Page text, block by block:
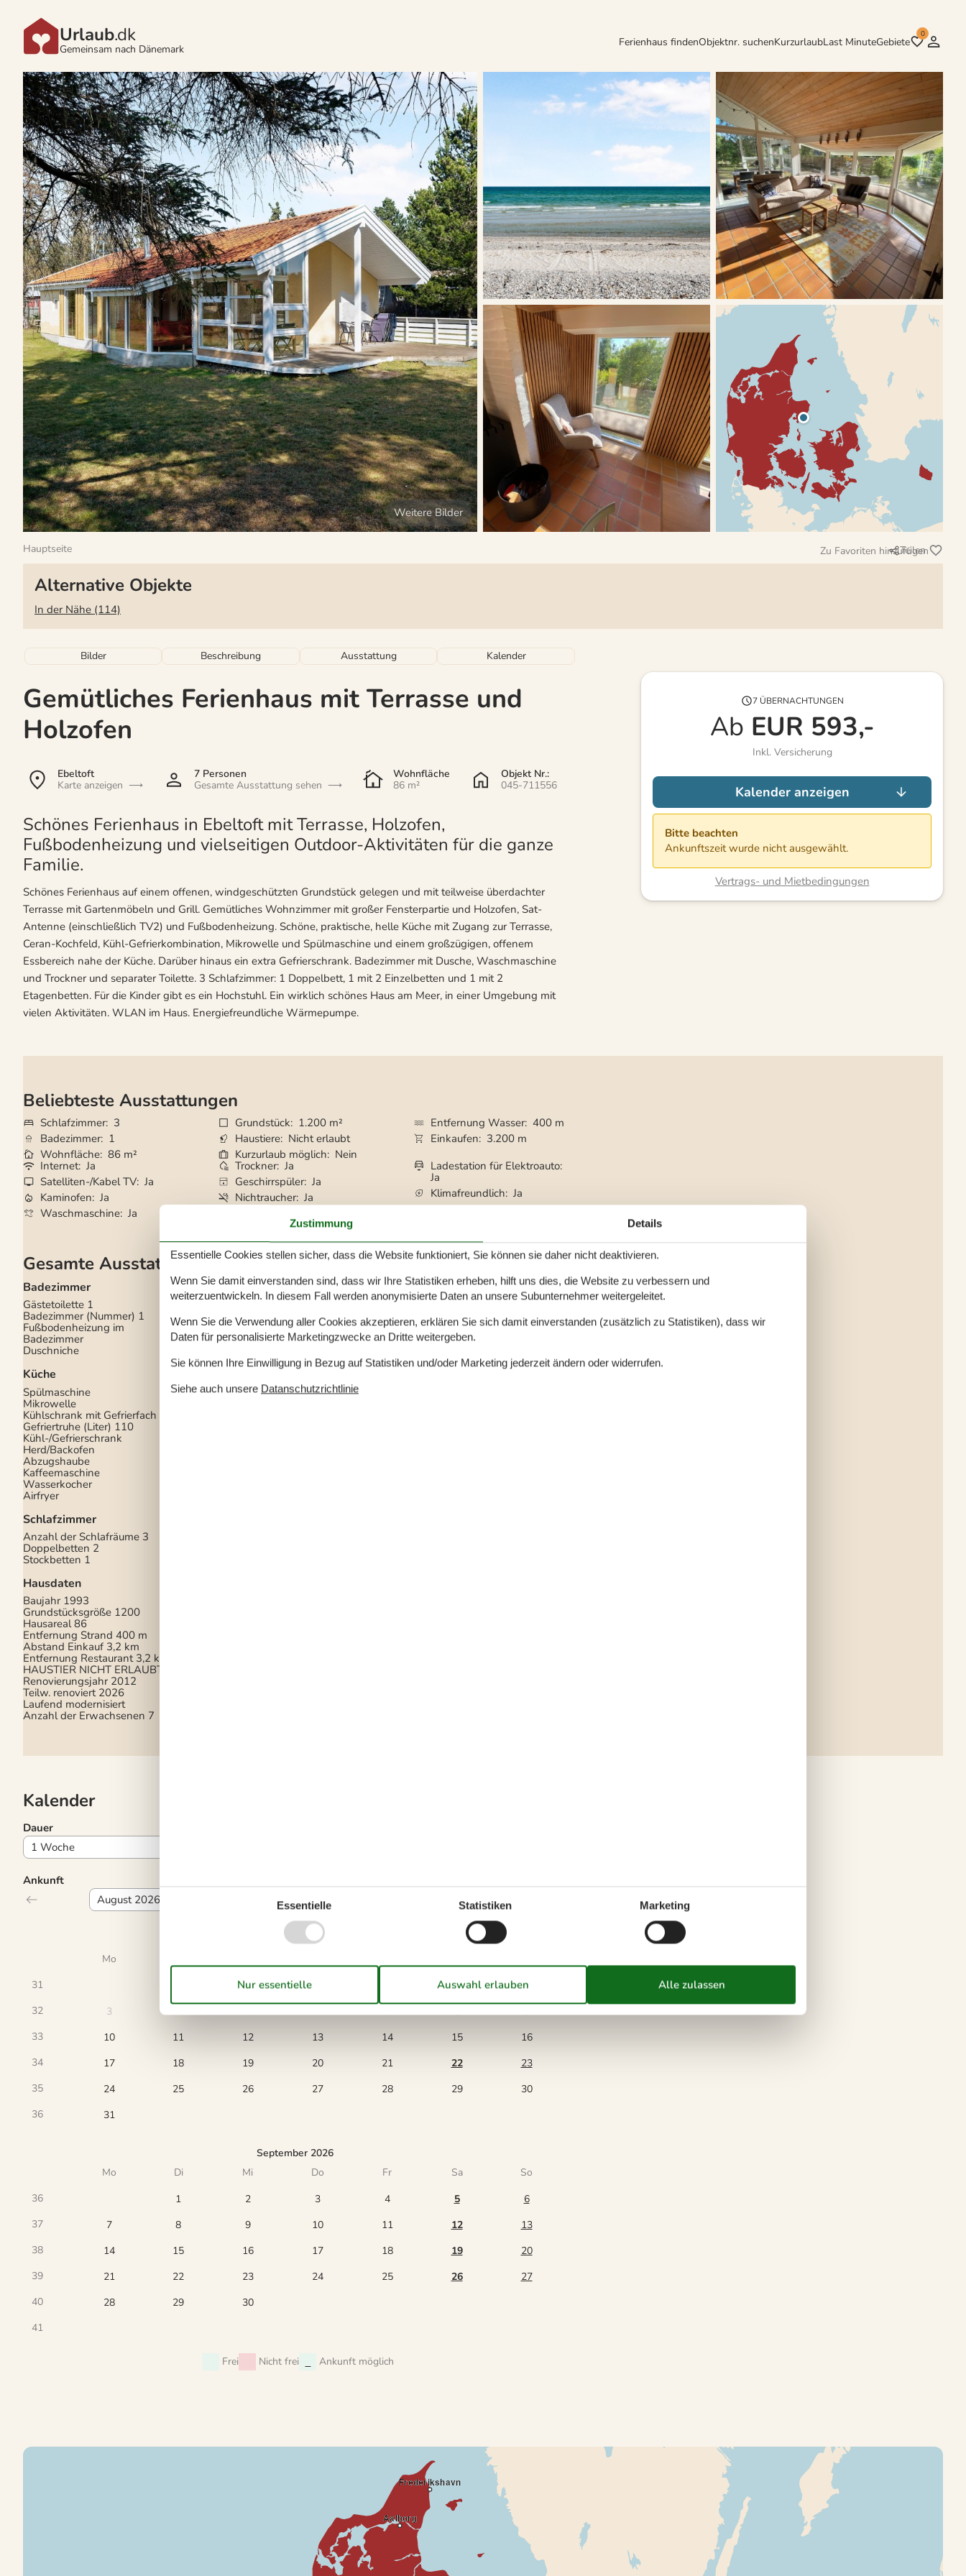
Urlaub.dk
Gemeinsam nach Dänemark
Ferienhaus findenObjektnr. suchenKurzurlaubLast MinuteGebiete
0
Hauptseite Zu Favoriten hinzufügen
Teilen
Alternative Objekte
In der Nähe (114)
Bilder Beschreibung Ausstattung Kalender
Gemütliches Ferienhaus mit Terrasse und
Holzofen
Ebeltoft
Karte anzeigen
7 Personen
Gesamte Ausstattung sehen
Wohnfläche
86 m²
Objekt Nr.:
045-711556
Schönes Ferienhaus in Ebeltoft mit Terrasse, Holzofen,
Fußbodenheizung und vielseitigen Outdoor-Aktivitäten für die ganze
Familie.
Schönes Ferienhaus auf einem offenen, windgeschützten Grundstück gelegen und mit teilweise überdachter
Terrasse mit Gartenmöbeln und Grill. Gemütliches Wohnzimmer mit großer Fensterpartie und Holzofen, Sat-
Antenne (einschließlich TV2) und Fußbodenheizung. Schöne, praktische, helle Küche mit Zugang zur Terrasse,
Ceran-Kochfeld, Kühl-Gefrierkombination, Mikrowelle und Spülmaschine und einem großzügigen, offenem
Essbereich nahe der Küche. Darüber hinaus ein extra Gefrierschrank. Badezimmer mit Dusche, Waschmaschine
und Trockner und separater Toilette. 3 Schlafzimmer: 1 Doppelbett, 1 mit 2 Einzelbetten und 1 mit 2
Etagenbetten. Für die Kinder gibt es ein Hochstuhl. Ein wirklich schönes Haus am Meer, in einer Umgebung mit
vielen Aktivitäten. WLAN im Haus. Energiefreundliche Wärmepumpe.
Beliebteste Ausstattungen
Schlafzimmer 3
Badezimmer 1
Wohnfläche 86 m²
Grundstück
1.200 m²
Haustiere Nicht erlaubt
Kurzurlaub möglich
Nein
Entfernung Wasser 400 m
Einkaufen
3.200 m
Internet Ja
Satelliten-/Kabel TV Ja
Kaminofen Ja
Waschmaschine Ja
Trockner Ja
Geschirrspüler Ja
Nichtraucher Ja
Ladestation für Elektroauto
Ja
Klimafreundlich Ja
Gesamte Ausstattung
Badezimmer
Gästetoilette 1
Badezimmer (Nummer) 1
Fußbodenheizung im
Badezimmer
Duschniche
Küche
Spülmaschine
Mikrowelle
Kühlschrank mit Gefrierfach
Gefriertruhe (Liter) 110
Kühl-/Gefrierschrank
Herd/Backofen
Abzugshaube
Kaffeemaschine
Wasserkocher
Airfryer
Schlafzimmer
Anzahl der Schlafräume 3
Doppelbetten 2
Stockbetten 1
Hausdaten
Baujahr 1993
Grundstücksgröße 1200
Hausareal 86
Entfernung Strand 400 m
Abstand Einkauf 3,2 km
Entfernung Restaurant 3,2 km
HAUSTIER NICHT ERLAUBT
Renovierungsjahr 2012
Teilw. renoviert 2026
Laufend modernisiert
Anzahl der Erwachsenen 7
Aktivitäten im Freien
Gartenmöbel
Kühl grillen
Liegestühle 2
Sonnenschirm
Lagerfeuerplatz
Ladestation Elektroauto
Schutzhütte/Shelter
Terrassenheizung
Einrichtungen für Kinder
Hochstuhl
Wickeltisch
Entfernung Attraktion (km)
Entfernung zum Golfplatz 5
Entfernung Schwimmhalle 5
Kalender
Ankunft
August 2026
Mo
31
1
2
32
3 4 5 6 7 8
9
33
10 11 12 13 14 15
16
34
17 18 19 20 21 22
23
35
24 25 26 27 28 29
30
36
31
September 2026
Mo
Di Mi Do Fr Sa
So
36
1 2 3 4 5
6
37
7 8 9 10 11 12
13
38
14 15 16 17 18 19
20
39
21 22 23 24 25 26
27
40
28 29
30
41
Frei Nicht frei Ankunft möglich
Dauer
7 ÜBERNACHTUNGEN
Ab EUR 593,-
Inkl. Versicherung
Kalender anzeigen
Bitte beachten
Ankunftszeit wurde nicht ausgewählt.
Vertrags- und Mietbedingungen
Zustimmung Details
Essentielle Cookies stellen sicher, dass die Website funktioniert, Sie können sie daher nicht deaktivieren.
Wenn Sie damit einverstanden sind, dass wir Ihre Statistiken erheben, hilft uns dies, die Website zu verbessern und
weiterzuentwickeln. In diesem Fall werden anonymisierte Daten an unsere Subunternehmer weitergeleitet.
Wenn Sie die Verwendung aller Cookies akzeptieren, erklären Sie sich damit einverstanden (zusätzlich zu Statistiken), dass wir
Daten für personalisierte Marketingzwecke an Dritte weitergeben.
Sie können Ihre Einwilligung in Bezug auf Statistiken und/oder Marketing jederzeit ändern oder widerrufen.
Siehe auch unsere Datanschutzrichtlinie
Essentielle Statistiken Marketing